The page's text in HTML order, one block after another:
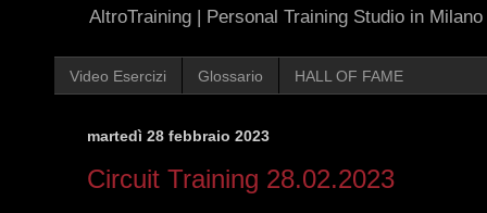
AltroTraining | Personal Training Studio in Milano
Video Esercizi Glossario HALL OF FAME
martedì 28 febbraio 2023
Circuit Training 28.02.2023